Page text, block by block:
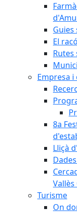
Guies
El
Rutes
Empresa
8a
Lliçà
Turisme
On